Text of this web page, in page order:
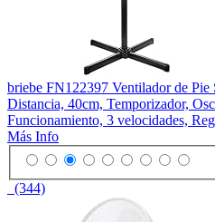
briebe FN122397 Ventilador de Pie
Distancia, 40cm, Temporizador,
Funcionamiento, 3 velocidades,
Más Info
(344)